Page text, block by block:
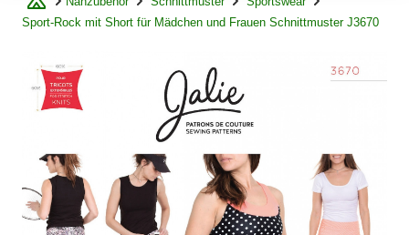
Sport-Rock mit Short für Mädchen und Frauen Schnittmuster J3670